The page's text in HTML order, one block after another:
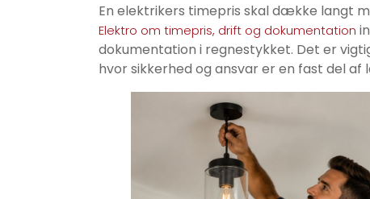
En elektrikers timepris skal dække langt
Elektro om timepris, drift og dokumentation
dokumentation i regnestykket. Det er
hvor sikkerhed og ansvar er en fast del af